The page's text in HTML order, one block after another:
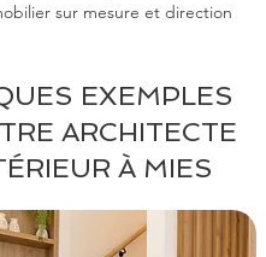
sur mesure et direction
EXEMPLES
ARCHITECTE
À MIES